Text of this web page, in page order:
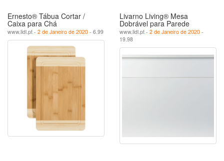
Ernesto® Tábua Cortar /
Caixa para Chá
www.lidl.pt - 2 de Janeiro de 2020 - 6.99
Livarno Living® Mesa
Dobrável para Parede
www.lidl.pt - 2 de Janeiro de 2020 -
19.98